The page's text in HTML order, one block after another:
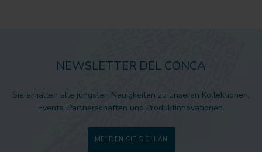
NEWSLETTER DEL CONCA
Sie erhalten alle jüngsten Neuigkeiten zu unseren Kollektionen,
Events, Partnerschaften und Produktinnovationen.
MELDEN SIE SICH AN